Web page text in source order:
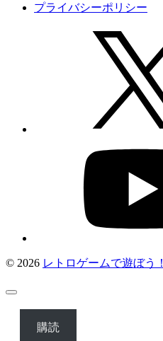
プライバシーポリシー
© 2026 レトロゲームで遊ぼう！
購読